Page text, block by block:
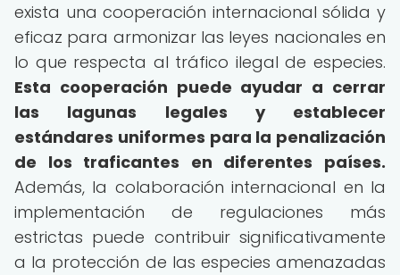
exista una cooperación internacional sólida y
eficaz para armonizar las leyes nacionales en
lo que respecta al tráfico ilegal de especies.
Esta cooperación puede ayudar a cerrar
las lagunas legales y establecer
estándares uniformes para la penalización
de los traficantes en diferentes países.
Además, la colaboración internacional en la
implementación de regulaciones más
estrictas puede contribuir significativamente
a la protección de las especies amenazadas